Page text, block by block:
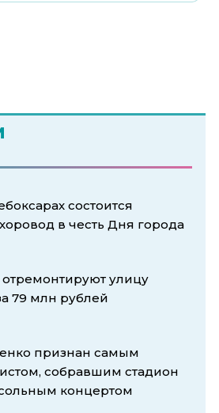
состоится
в честь Дня города
отремонтируют улицу
79 млн рублей
признан самым
собравшим стадион
концертом